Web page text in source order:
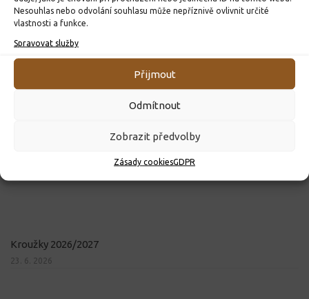
Nesouhlas nebo odvolání souhlasu může nepříznivě ovlivnit určité
vlastnosti a funkce.
Spravovat služby
Přijmout
Odmítnout
Zobrazit předvolby
Zásady cookiesGDPR
Kroužky 2026/2027
23. 6. 2026